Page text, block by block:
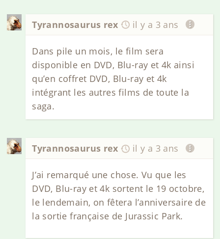
Tyrannosaurus rex il y a 3 ans
Dans pile un mois, le film sera
disponible en DVD, Blu-ray et 4k ainsi
qu’en coffret DVD, Blu-ray et 4k
intégrant les autres films de toute la
saga.
Tyrannosaurus rex il y a 3 ans
J’ai remarqué une chose. Vu que les
DVD, Blu-ray et 4k sortent le 19 octobre,
le lendemain, on fêtera l’anniversaire de
la sortie française de Jurassic Park.